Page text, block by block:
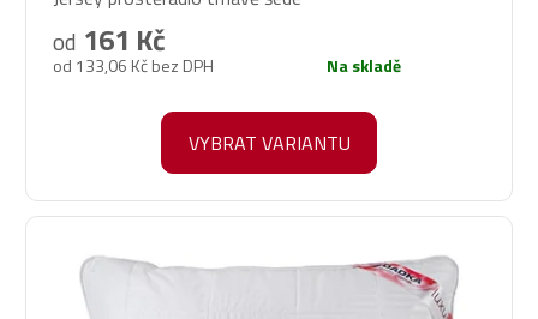
produktu
je
od 133,06 Kč bez DPH
od 161 Kč
Na skladě
VYBRAT VARIANTU